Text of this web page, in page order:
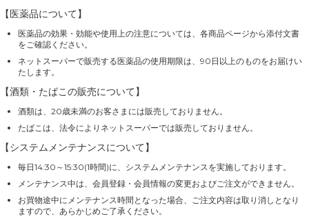
【医薬品について】
医薬品の効果・効能や使用上の注意については、各商品ページから添付文書
をご確認ください。
ネットスーパーで販売する医薬品の使用期限は、90日以上のものをお届けい
たします。
【酒類・たばこの販売について】
酒類は、20歳未満のお客さまには販売しておりません。
たばこは、法令によりネットスーパーでは販売しておりません。
【システムメンテナンスについて】
毎日14:30～15:30(1時間)に、システムメンテナンスを実施しております。
メンテナンス中は、会員登録・会員情報の変更およびご注文ができません。
お買物途中にメンテナンス時間となった場合、ご注文内容は取り消しとなり
ますので、あらかじめご了承ください。